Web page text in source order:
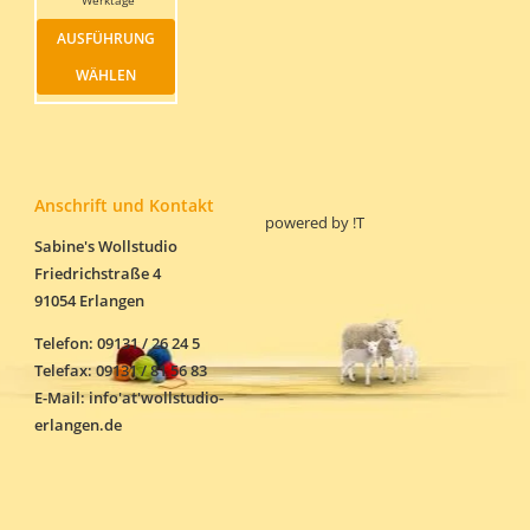
AUSFÜHRUNG
WÄHLEN
Dieses
mehrere
Varianten
können
der
Anschrift und Kontakt
Sabine's Wollstudio
Friedrichstraße 4
91054 Erlangen
Telefon: 09131 / 26 24 5
Telefax: 09131 / 81 56 83
E-Mail: info'at'wollstudio-
erlangen.de
powered by !T